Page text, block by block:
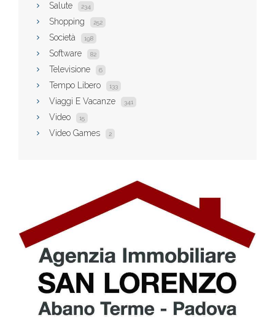
Salute 234
Shopping 252
Società 198
Software 82
Televisione 6
Tempo Libero 133
Viaggi E Vacanze 341
Video 15
Video Games 2